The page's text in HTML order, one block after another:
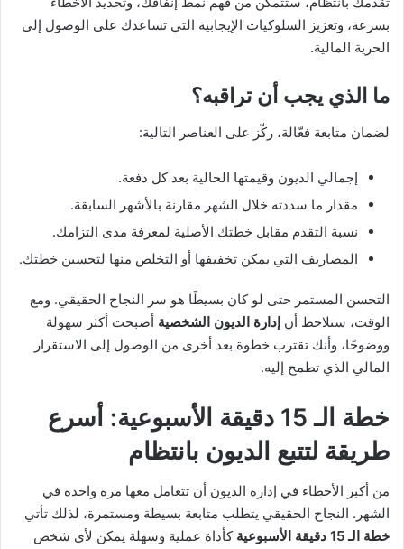
بسرعة، وتعزيز السلوكيات الإيجابية التي تساعدك على الوصول إلى
الحرية المالية.
ما الذي يجب أن تراقبه؟
لضمان متابعة فعّالة، ركّز على العناصر التالية:
إجمالي الديون وقيمتها الحالية بعد كل دفعة.
مقدار ما سددته خلال الشهر مقارنة بالأشهر السابقة.
نسبة التقدم مقابل خطتك الأصلية لمعرفة مدى التزامك.
المصاريف التي يمكن تخفيفها أو التخلص منها لتحسين خطتك.
التحسن المستمر حتى لو كان بسيطًا هو سر النجاح الحقيقي. ومع
الوقت، ستلاحظ أن إدارة الديون الشخصية أصبحت أكثر سهولة
ووضوحًا، وأنك تقترب خطوة بعد أخرى من الوصول إلى الاستقرار
المالي الذي تطمح إليه.
خطة الـ 15 دقيقة الأسبوعية: أسرع
طريقة لتتبع الديون بانتظام
من أكبر الأخطاء في إدارة الديون أن تتعامل معها مرة واحدة في
الشهر. النجاح الحقيقي يتطلب متابعة بسيطة ومستمرة، لذلك تأتي
خطة الـ 15 دقيقة الأسبوعية
كأداة عملية وسهلة يمكن لأي شخص